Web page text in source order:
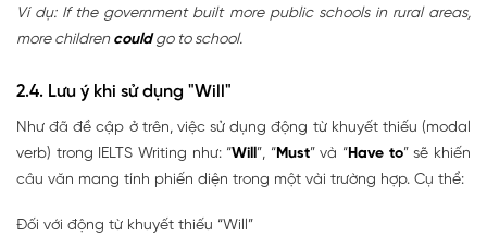
Ví dụ: If the government built more public schools in rural areas,
more children couldgo to school.
2.4. Lưu ý khi sử dụng "Will"
Như đã đề cập ở trên, việc sử dụng động từ khuyết thiếu (modal
verb) trong IELTS Writing như: “Will”, “Must” và “Have to” sẽ khiến
câu văn mang tính phiến diện trong một vài trường hợp. Cụ thể:
Đối với động từ khuyết thiếu “Will”